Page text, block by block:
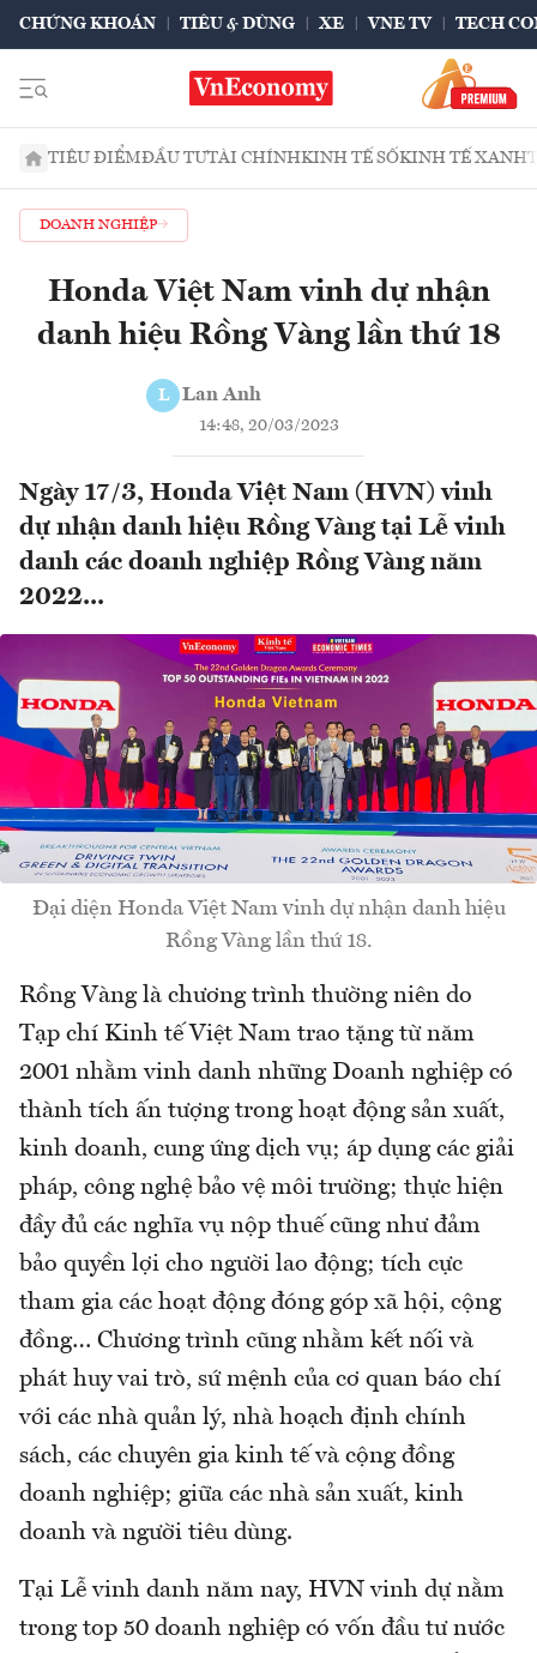
CHỨNG KHOÁN TIÊU & DÙNG XE VNE TV TECH
TIÊU ĐIỂMĐẦU TƯTÀI CHÍNHKINH TẾ SỐKINH TẾ XANH
DOANH NGHIỆP
Honda Việt Nam vinh dự nhận
danh hiệu Rồng Vàng lần thứ 18
L Lan Anh
14:48, 20/03/2023
Ngày 17/3, Honda Việt Nam (HVN) vinh
dự nhận danh hiệu Rồng Vàng tại Lễ vinh
danh các doanh nghiệp Rồng Vàng năm
2022...
Đại diện Honda Việt Nam vinh dự nhận danh hiệu
Rồng Vàng lần thứ 18.
Rồng Vàng là chương trình thường niên do
Tạp chí Kinh tế Việt Nam trao tặng từ năm
2001 nhằm vinh danh những Doanh nghiệp có
thành tích ấn tượng trong hoạt động sản xuất,
kinh doanh, cung ứng dịch vụ; áp dụng các giải
pháp, công nghệ bảo vệ môi trường; thực hiện
đầy đủ các nghĩa vụ nộp thuế cũng như đảm
bảo quyền lợi cho người lao động; tích cực
tham gia các hoạt động đóng góp xã hội, cộng
đồng… Chương trình cũng nhằm kết nối và
phát huy vai trò, sứ mệnh của cơ quan báo chí
với các nhà quản lý, nhà hoạch định chính
sách, các chuyên gia kinh tế và cộng đồng
doanh nghiệp; giữa các nhà sản xuất, kinh
doanh và người tiêu dùng.
Tại Lễ vinh danh năm nay, HVN vinh dự nằm
trong top 50 doanh nghiệp có vốn đầu tư nước